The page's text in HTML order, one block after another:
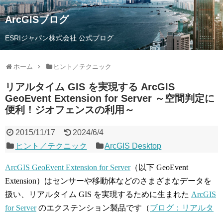
ArcGISブログ
ESRIジャパン株式会社 公式ブログ
ホーム ヒント／テクニック
リアルタイム GIS を実現する ArcGIS
GeoEvent Extension for Server ～空間判定に
便利！ジオフェンスの利用～
2015/11/17
2024/6/4
ヒント／テクニック
ArcGIS Desktop
ArcGIS GeoEvent Extension for Server（以下 GeoEvent
Extension）はセンサーや移動体などのさまざまなデータを
扱い、リアルタイム GIS を実現するために生まれた ArcGIS
for Serverのエクステンション製品です（ブログ：リアルタ